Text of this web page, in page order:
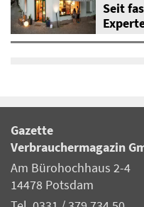
Seit
Gazette
Verbrauchermagazin
Am Bürohochhaus 2-4
14478 Potsdam